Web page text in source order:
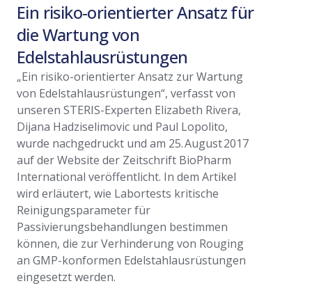
Ein risiko-orientierter Ansatz für
die Wartung von
Edelstahlausrüstungen
„Ein risiko-orientierter Ansatz zur Wartung
von Edelstahlausrüstungen“, verfasst von
unseren STERIS-Experten Elizabeth Rivera,
Dijana Hadziselimovic und Paul Lopolito,
wurde nachgedruckt und am 25. August 2017
auf der Website der Zeitschrift BioPharm
International veröffentlicht. In dem Artikel
wird erläutert, wie Labortests kritische
Reinigungsparameter für
Passivierungsbehandlungen bestimmen
können, die zur Verhinderung von Rouging
an GMP-konformen Edelstahlausrüstungen
eingesetzt werden.